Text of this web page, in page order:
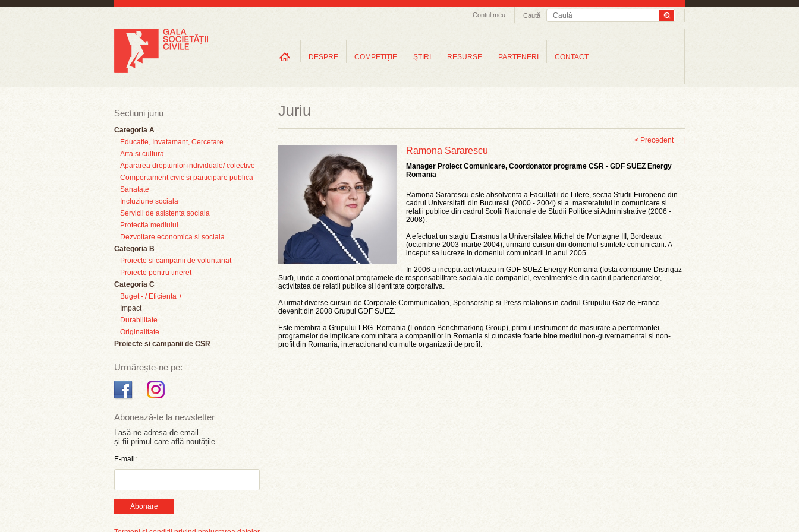
Caută
Contul meu
DESPRE COMPETIȚIE ŞTIRI RESURSE PARTENERI CONTACT
Sectiuni juriu
Categoria A
Educatie, Invatamant, Cercetare
Arta si cultura
Apararea drepturilor individuale/ colective
Comportament civic si participare publica
Sanatate
Incluziune sociala
Servicii de asistenta sociala
Protectia mediului
Dezvoltare economica si sociala
Categoria B
Proiecte si campanii de voluntariat
Proiecte pentru tineret
Categoria C
Buget - / Eficienta +
Impact
Durabilitate
Originalitate
Proiecte si campanii de CSR
Urmărește-ne pe:
Abonează-te la newsletter
Lasă-ne adresa de email
și fii primul care află noutățile.
E-mail:
Abonare
Juriu
< Precedent
Ramona Sararescu
Manager Proiect Comunicare, Coordonator programe CSR - GDF SUEZ Energy
Romania
Ramona Sararescu este absolventa a Facultatii de Litere, sectia Studii Europene din
cadrul Universitatii din Bucuresti (2000 - 2004) si a masteratului in comunicare si
relatii publice din cadrul Scolii Nationale de Studii Politice si Administrative (2006 -
2008).
A efectuat un stagiu Erasmus la Universitatea Michel de Montagne III, Bordeaux
(octombrie 2003-martie 2004), urmand cursuri din domeniul stiintele comunicarii. A
inceput sa lucreze in domeniul comunicarii in anul 2005.
In 2006 a inceput activitatea in GDF SUEZ Energy Romania (fosta companie Distrigaz
Sud), unde a coordonat programele de responsabilitate sociala ale companiei, evenimentele din cadrul parteneriatelor,
activitatea de relatii publice si identitate corporativa.
A urmat diverse cursuri de Corporate Communication, Sponsorship si Press relations in cadrul Grupului Gaz de France
devenit din 2008 Grupul GDF SUEZ.
Este membra a Grupului LBG Romania (London Benchmarking Group), primul instrument de masurare a performantei
programelor de implicare comunitara a companiilor in Romania si cunoaste foarte bine mediul non-guvernamental si non-
profit din Romania, interactionand cu multe organizatii de profil .